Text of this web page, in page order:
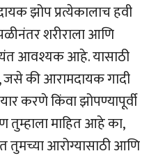
झोप प्रत्येकालाच हवी
शरीराला आणि
आवश्यक आहे. यासाठी
की आरामदायक गादी
करणे किंवा झोपण्यापूर्वी
तुम्हाला माहित आहे का,
तुमच्या आरोग्यासाठी आणि